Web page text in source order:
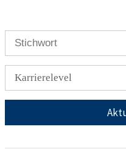
Karrierelevel